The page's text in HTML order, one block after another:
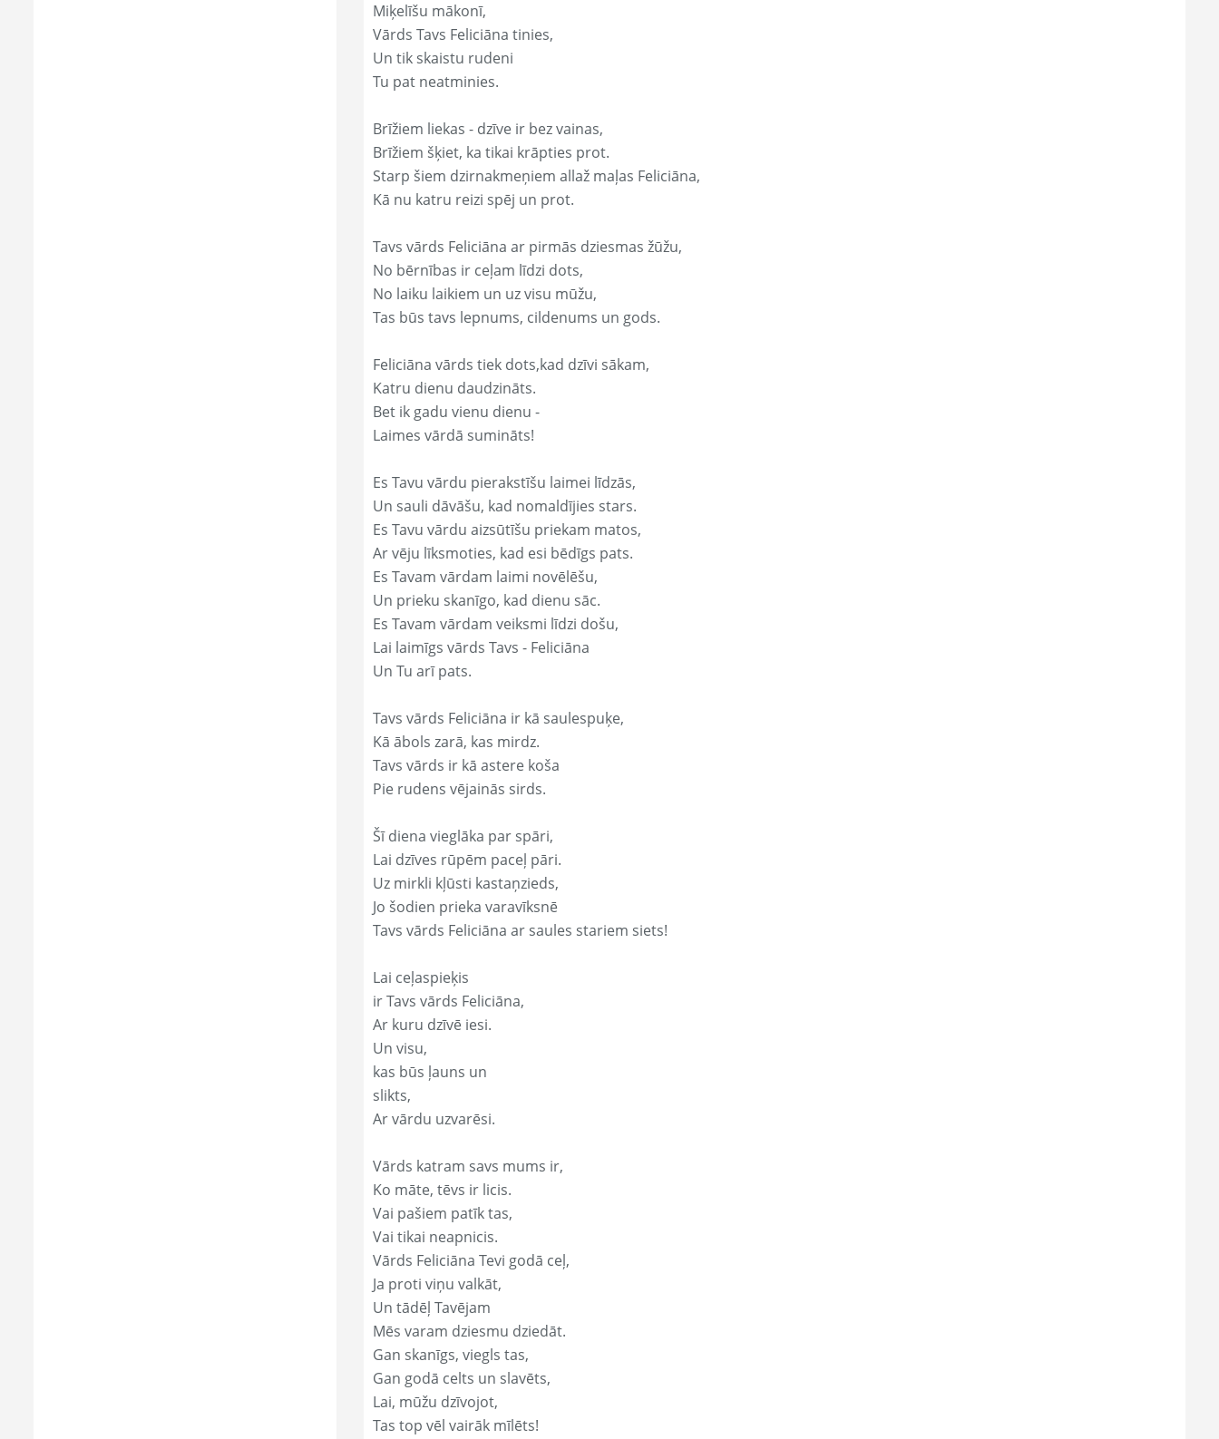
Miķelīšu mākonī,
Vārds Tavs Feliciāna tinies,
Un tik skaistu rudeni
Tu pat neatminies.
Brīžiem liekas - dzīve ir bez vainas,
Brīžiem šķiet, ka tikai krāpties prot.
Starp šiem dzirnakmeņiem allaž maļas Feliciāna,
Kā nu katru reizi spēj un prot.
Tavs vārds Feliciāna ar pirmās dziesmas žūžu,
No bērnības ir ceļam līdzi dots,
No laiku laikiem un uz visu mūžu,
Tas būs tavs lepnums, cildenums un gods.
Feliciāna vārds tiek dots,kad dzīvi sākam,
Katru dienu daudzināts.
Bet ik gadu vienu dienu -
Laimes vārdā sumināts!
Es Tavu vārdu pierakstīšu laimei līdzās,
Un sauli dāvāšu, kad nomaldījies stars.
Es Tavu vārdu aizsūtīšu priekam matos,
Ar vēju līksmoties, kad esi bēdīgs pats.
Es Tavam vārdam laimi novēlēšu,
Un prieku skanīgo, kad dienu sāc.
Es Tavam vārdam veiksmi līdzi došu,
Lai laimīgs vārds Tavs - Feliciāna
Un Tu arī pats.
Tavs vārds Feliciāna ir kā saulespuķe,
Kā ābols zarā, kas mirdz.
Tavs vārds ir kā astere koša
Pie rudens vējainās sirds.
Šī diena vieglāka par spāri,
Lai dzīves rūpēm paceļ pāri.
Uz mirkli kļūsti kastaņzieds,
Jo šodien prieka varavīksnē
Tavs vārds Feliciāna ar saules stariem siets!
Lai ceļaspieķis
ir Tavs vārds Feliciāna,
Ar kuru dzīvē iesi.
Un visu,
kas būs ļauns un
slikts,
Ar vārdu uzvarēsi.
Vārds katram savs mums ir,
Ko māte, tēvs ir licis.
Vai pašiem patīk tas,
Vai tikai neapnicis.
Vārds Feliciāna Tevi godā ceļ,
Ja proti viņu valkāt,
Un tādēļ Tavējam
Mēs varam dziesmu dziedāt.
Gan skanīgs, viegls tas,
Gan godā celts un slavēts,
Lai, mūžu dzīvojot,
Tas top vēl vairāk mīlēts!